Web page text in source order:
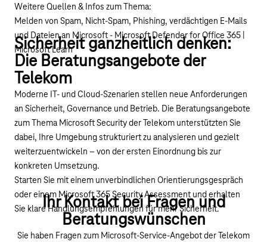
Weitere Quellen & Infos zum Thema:
Melden von Spam, Nicht-Spam, Phishing, verdächtigen E-Mails
und Dateien an Microsoft - Microsoft Defender for Office 365 |
Microsoft Learn
Sicherheit ganzheitlich denken:
Die Beratungsangebote der
Telekom
Moderne IT- und Cloud-Szenarien stellen neue Anforderungen
an Sicherheit, Governance und Betrieb. Die Beratungsangebote
zum Thema Microsoft Security der Telekom unterstützten Sie
dabei, Ihre Umgebung strukturiert zu analysieren und gezielt
weiterzuentwickeln – von der ersten Einordnung bis zur
konkreten Umsetzung.
Starten Sie mit einem unverbindlichen Orientierungsgespräch
oder einem Microsoft 365 Security Assessment und erhalten
Sie klare Handlungsempfehlungen für mehr Sicherheit.
Ihr Kontakt bei Fragen und
Beratungswünschen
Sie haben Fragen zum Microsoft-Service-Angebot der Telekom